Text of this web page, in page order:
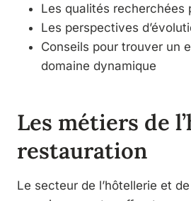
Les qualités recherchées
Les perspectives
Conseils pour trouver un
domaine dynamique
Les métiers de
restauration
Le secteur de l’hôtellerie et